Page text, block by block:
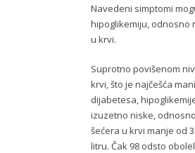
Navedeni simptomi
hipoglikemiju, odnosno
u krvi.
Suprotno povišenom
krvi, što je najčešća
dijabetesa,
izuzetno niske,
šećera u krvi manje od
litru. Čak 98 odsto